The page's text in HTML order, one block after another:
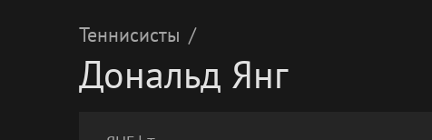
Теннисисты /
Дональд Янг